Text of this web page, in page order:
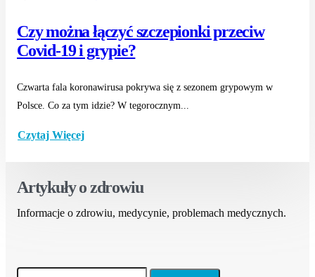
Czy można łączyć szczepionki przeciw
Covid-19 i grypie?
Czwarta fala koronawirusa pokrywa się z sezonem grypowym w
Polsce. Co za tym idzie? W tegorocznym...
Czytaj Więcej
Artykuły o zdrowiu
Informacje o zdrowiu, medycynie, problemach medycznych.